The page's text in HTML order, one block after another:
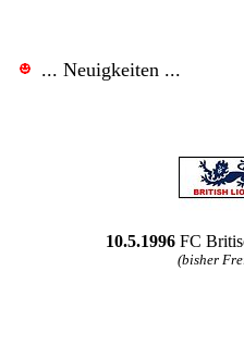
... Neuigkeiten ...
10.5.1996 FC
(bisher